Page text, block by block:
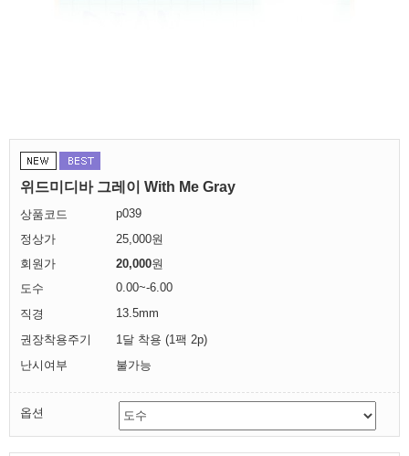
위드미디바 그레이 With Me Gray
상품코드
p039
정상가
25,000원
회원가
20,000원
도수
0.00~-6.00
직경
13.5mm
권장착용주기
1달 착용 (1팩 2p)
난시여부
불가능
옵션